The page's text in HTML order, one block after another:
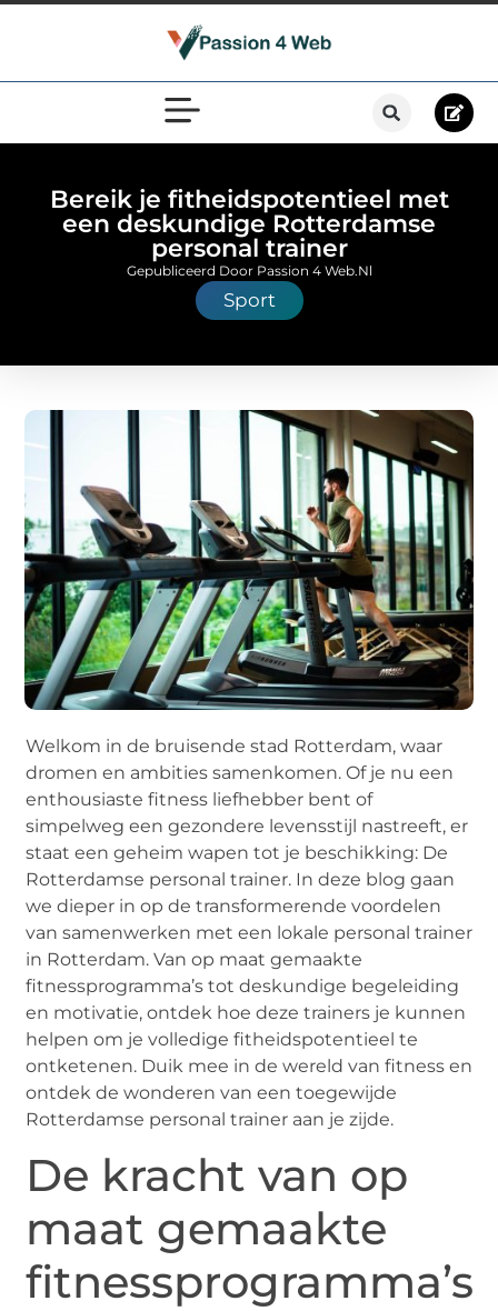
Bereik je fitheidspotentieel met
een deskundige Rotterdamse
personal trainer
Sport
Gepubliceerd Door Passion 4 Web.nl
Welkom in de bruisende stad Rotterdam, waar
dromen en ambities samenkomen. Of je nu een
enthousiaste fitness liefhebber bent of
simpelweg een gezondere levensstijl nastreeft, er
staat een geheim wapen tot je beschikking: De
Rotterdamse personal trainer. In deze blog gaan
we dieper in op de transformerende voordelen
van samenwerken met een lokale personal trainer
in Rotterdam. Van op maat gemaakte
fitnessprogramma’s tot deskundige begeleiding
en motivatie, ontdek hoe deze trainers je kunnen
helpen om je volledige fitheidspotentieel te
ontketenen. Duik mee in de wereld van fitness en
ontdek de wonderen van een toegewijde
Rotterdamse personal trainer aan je zijde.
De kracht van op
maat gemaakte
fitnessprogramma’s